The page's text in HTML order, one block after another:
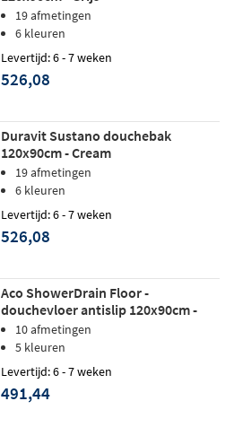
19 afmetingen
6 kleuren
Levertijd: 6 - 7 weken
526,08
Duravit Sustano douchebak
120x90cm - Cream
19 afmetingen
6 kleuren
Levertijd: 6 - 7 weken
526,08
Aco ShowerDrain Floor -
douchevloer antislip 120x90cm -
antraciet
10 afmetingen
5 kleuren
Levertijd: 6 - 7 weken
491,44